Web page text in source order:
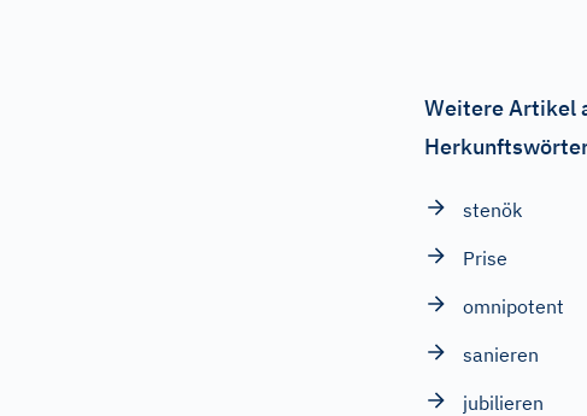
Weitere Artikel
stenök
Prise
omnipotent
sanieren
jubilieren